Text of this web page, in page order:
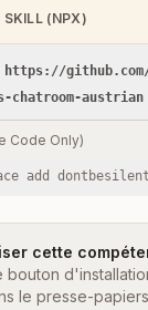
SKILL (NPX)
github.com/
austrian
Code Only)
add
cette
bouton
le presse-